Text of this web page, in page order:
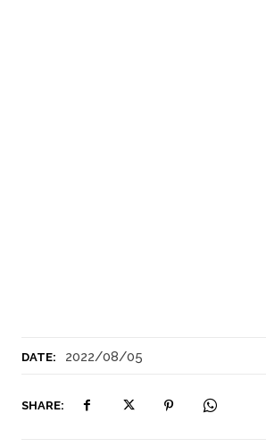
DATE: 2022/08/05
SHARE: